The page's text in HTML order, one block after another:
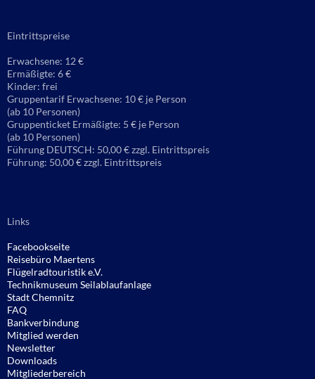
Eintrittspreise
Erwachsene: 12 €
Ermäßigte: 6 €
Kinder: frei
Gruppentarif Erwachsene: 10 € je Person
(ab 10 Personen)
Gruppenticket Ermäßigte: 5 € je Person
(ab 10 Personen)
Führung DEUTSCH: 50,00 € zzgl. Eintrittspreis
Führung: 50,00 € zzgl. Eintrittspreis
Links
Facebookseite
Reisebüro Maertens
Flügelradtouristik e.V.
Technikmuseum Seilablaufanlage
Stadt Chemnitz
FAQ
Bankverbindung
Mitglied werden
Newsletter
Downloads
Mitgliederbereich